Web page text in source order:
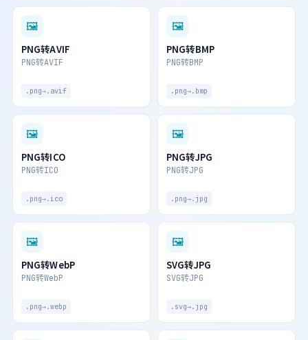
🖼
PNG转AVIF
PNG转AVIF
.png→.avif
🖼
PNG转BMP
PNG转BMP
.png→.bmp
🖼
PNG转ICO
PNG转ICO
.png→.ico
🖼
PNG转JPG
PNG转JPG
.png→.jpg
🖼
PNG转WebP
PNG转WebP
.png→.webp
🖼
SVG转JPG
SVG转JPG
.svg→.jpg